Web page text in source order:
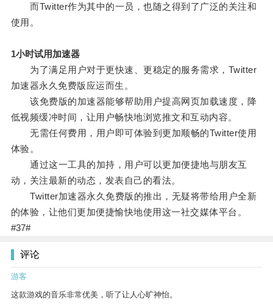
而Twitter作为其中的一员，也随之得到了广泛的关注和
使用。
1小时试用加速器
为了满足用户对于更快速、更稳定的服务需求，Twitter
加速器永久免费版应运而生。
该免费版的加速器能够帮助用户提高网页加载速度，降
低视频缓冲时间，让用户畅快地浏览推文和互动内容。
无需任何费用，用户即可体验到更加顺畅的Twitter使用
体验。
通过这一工具的加持，用户可以更加便捷地与朋友互
动，关注最新的动态，发表自己的看法。
Twitter加速器永久免费版的推出，无疑将带给用户全新
的体验，让他们更加便捷愉快地使用这一社交媒体平台。
#37#
评论
游客
这款游戏的音乐非常优美，听了让人心旷神怡。